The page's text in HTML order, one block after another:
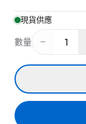
現貨供應
數量 − 1